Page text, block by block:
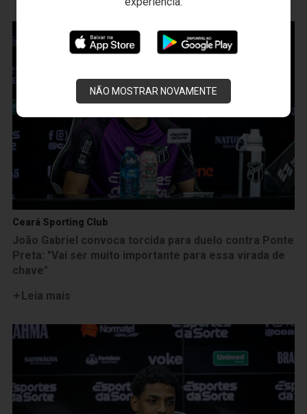
NÃO MOSTRAR NOVAMENTE
Ceará Sporting Club
João Gabriel convoca torcida para duelo contra Ponte
Preta: "Vai ser muito importante para essa virada de
chave"
Leia mais